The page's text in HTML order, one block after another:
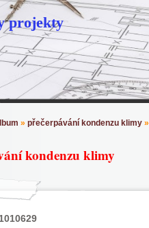
projekty
» přečerpávání kondenzu klimy »
kondenzu klimy